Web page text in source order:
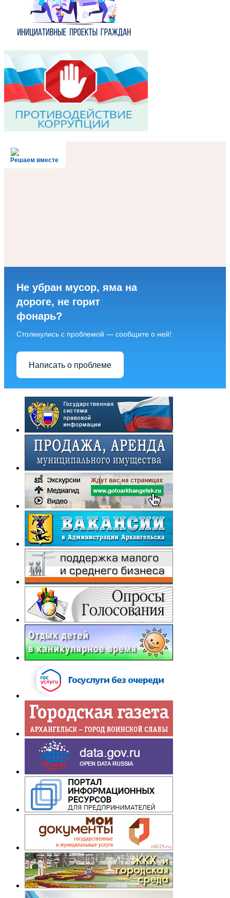
Решаем вместе
Не убран мусор, яма на
дороге, не горит
фонарь?
Столкнулись с проблемой — сообщите о ней!
Написать о проблеме